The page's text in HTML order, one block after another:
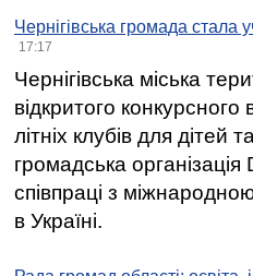
Чернігівська громада стала
17:17
Чернігівська міська
відкритого
літніх клубів для дітей
громадська
співпраці з
в Україні.